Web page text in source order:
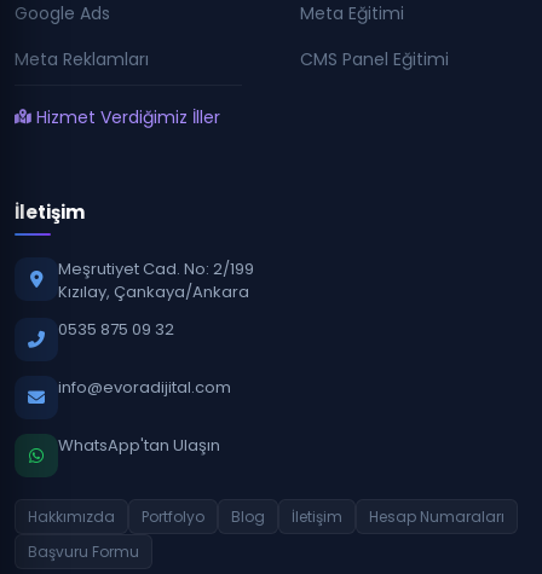
Google Ads
Meta Reklamları
Hizmet Verdiğimiz İller
Meta Eğitimi
CMS Panel Eğitimi
İletişim
Meşrutiyet Cad. No: 2/199
Kızılay, Çankaya/Ankara
0535 875 09 32
info@evoradijital.com
WhatsApp'tan Ulaşın
Hakkımızda Portfolyo Blog İletişim
Hesap Numaraları
Başvuru Formu